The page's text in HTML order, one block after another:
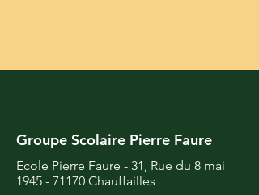
Groupe Scolaire Pierre Faure
Ecole Pierre Faure - 31, Rue du 8 mai
1945 - 71170 Chauffailles